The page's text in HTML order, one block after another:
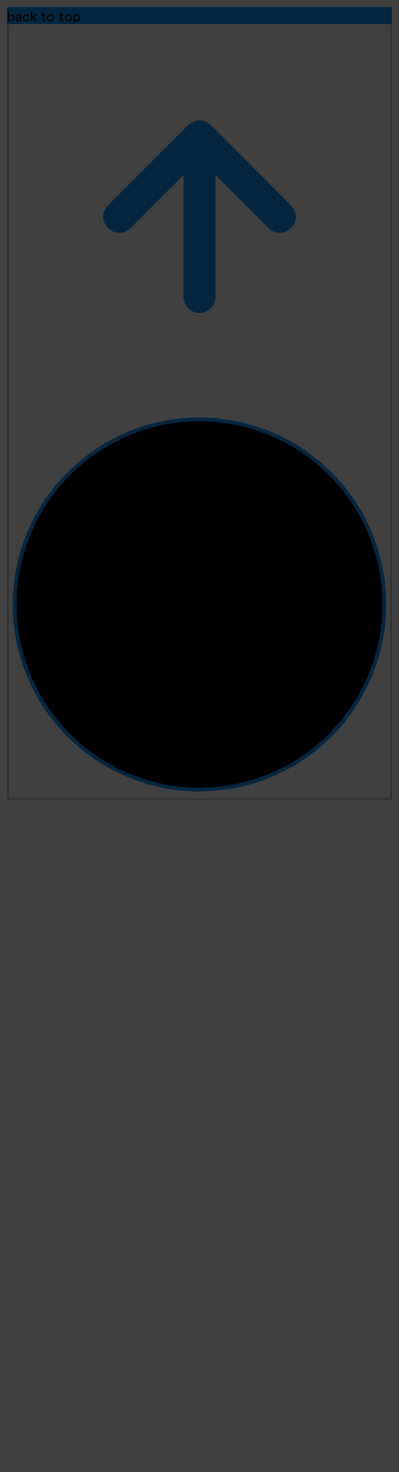
back to top